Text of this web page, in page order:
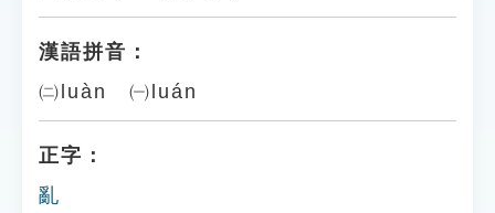
漢語拼音：
㈡luàn ㈠luán
正字：
亂